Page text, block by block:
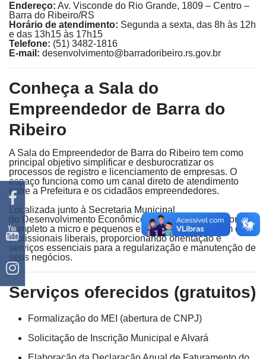
Endereço: Av. Visconde do Rio Grande, 1809 – Centro –
Barra do Ribeiro/RS
Horário de atendimento: Segunda a sexta, das 8h às 12h
e das 13h15 às 17h15
Telefone: (51) 3482-1816
E-mail: desenvolvimento@barradoribeiro.rs.gov.br
Conheça a Sala do
Empreendedor de Barra do
Ribeiro
A Sala do Empreendedor de Barra do Ribeiro tem como
principal objetivo simplificar e desburocratizar os
processos de registro e licenciamento de empresas. O
espaço funciona como um canal direto de atendimento
entre a Prefeitura e os cidadãos empreendedores.
Localizada junto à Secretaria Municipal
do Desenvolvimento Econômico, a Sala oferece suporte
completo a micro e pequenos empreendedores, além de
profissionais liberais, proporcionando orientação e
serviços essenciais para a regularização e manutenção de
seus negócios.
Serviços oferecidos (gratuitos)
Formalização do MEI (abertura de CNPJ)
Solicitação de Inscrição Municipal e Alvará